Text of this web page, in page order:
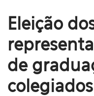
Eleição
de